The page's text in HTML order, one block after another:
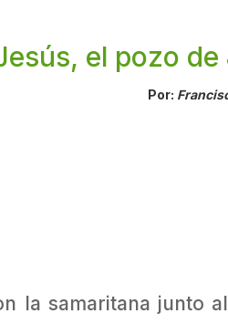
el pozo
Por:
la samaritana junto